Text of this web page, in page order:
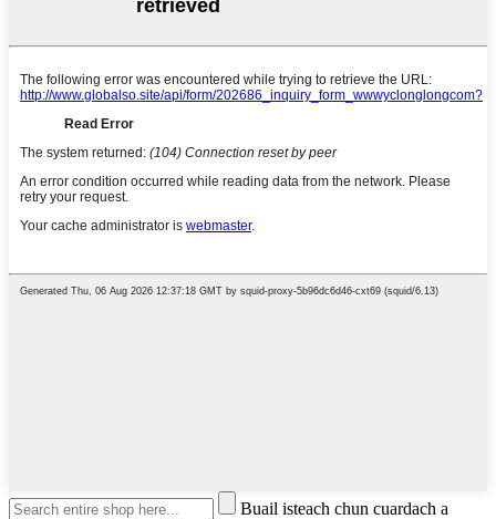
Buail isteach chun cuardach a